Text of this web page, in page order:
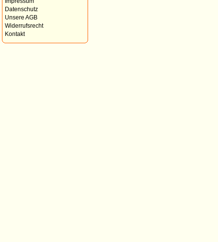
Datenschutz
Unsere AGB
Widerrufsrecht
Kontakt